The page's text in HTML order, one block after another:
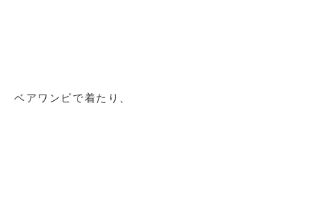
ベアワンピで着たり、